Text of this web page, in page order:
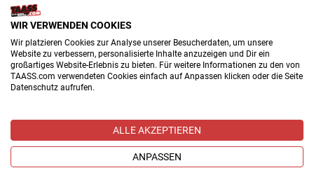
WIR VERWENDEN COOKIES
Wir platzieren Cookies zur Analyse unserer Besucherdaten, um unsere
Website zu verbessern, personalisierte Inhalte anzuzeigen und Dir ein
großartiges Website-Erlebnis zu bieten. Für weitere Informationen zu den von
TAASS.com verwendeten Cookies einfach auf Anpassen klicken oder die Seite
Datenschutz aufrufen.
ALLE AKZEPTIEREN
ANPASSEN
2004–∞ © by The All American Sports Store GmbH
(TAASS®). Dein Online Shop für amerikanische Sport-
Alle Preise inkl. gesetzl. Mehrwertsteuer zzgl.
Versandkostenund ggf. Nachnahmegebühren, wenn nicht